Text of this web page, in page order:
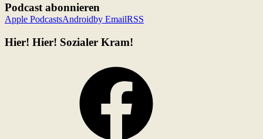
Podcast abonnieren
Apple PodcastsAndroidby EmailRSS
Hier! Hier! Sozialer Kram!